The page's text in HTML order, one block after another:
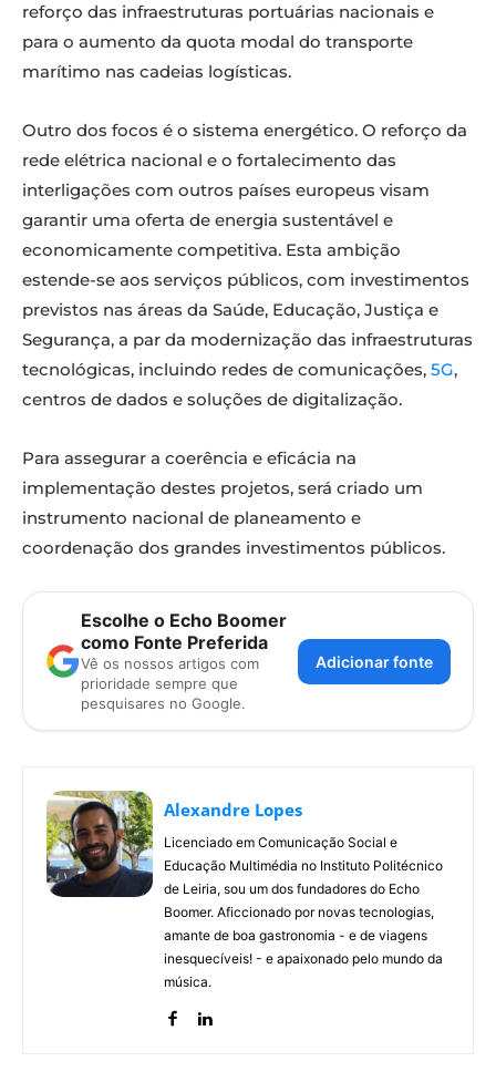
reforço das infraestruturas portuárias nacionais e
para o aumento da quota modal do transporte
marítimo nas cadeias logísticas.
Outro dos focos é o sistema energético. O reforço da
rede elétrica nacional e o fortalecimento das
interligações com outros países europeus visam
garantir uma oferta de energia sustentável e
economicamente competitiva. Esta ambição
estende-se aos serviços públicos, com investimentos
previstos nas áreas da Saúde, Educação, Justiça e
Segurança, a par da modernização das infraestruturas
tecnológicas, incluindo redes de comunicações, 5G,
centros de dados e soluções de digitalização.
Para assegurar a coerência e eficácia na
implementação destes projetos, será criado um
instrumento nacional de planeamento e
coordenação dos grandes investimentos públicos.
Escolhe o Echo Boomer
como Fonte Preferida
Vê os nossos artigos com
prioridade sempre que
pesquisares no Google.
Adicionar fonte
Alexandre Lopes
Licenciado em Comunicação Social e
Educação Multimédia no Instituto Politécnico
de Leiria, sou um dos fundadores do Echo
Boomer. Aficcionado por novas tecnologias,
amante de boa gastronomia - e de viagens
inesquecíveis! - e apaixonado pelo mundo da
música.